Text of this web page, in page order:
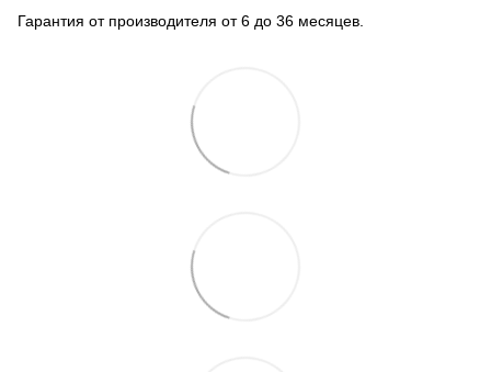
Гарантия от производителя от 6 до 36 месяцев.